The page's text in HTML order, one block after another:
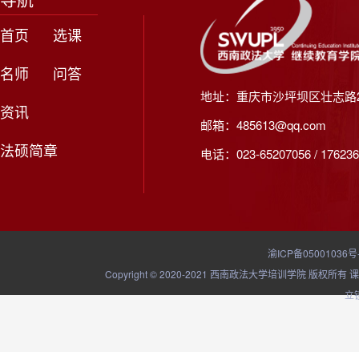
首页
选课
名师
问答
资讯
法硕简章
地址：重庆市沙坪坝区壮志
邮箱：485613@qq.com
电话：023-65207056 /
渝ICP备05001036
Copyright © 2020-2021 西南政法大学培训学院 版权所有
立